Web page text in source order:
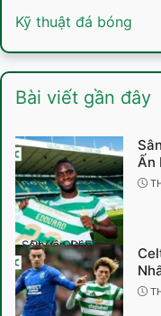
Kỹ thuật đá bóng
Bài viết gần đây
Sân Vận Động Tổ Chức Old Firm
Ấn